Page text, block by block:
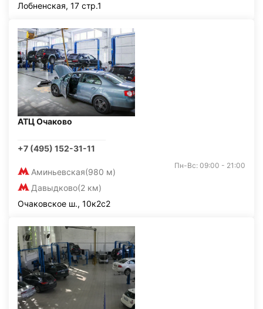
Лобненская, 17 стр.1
АТЦ Очаково
+7 (495) 152-31-11
Аминьевская(980 м)
Давыдково(2 км)
Пн-Вс: 09:00 - 21:00
Очаковское ш., 10к2с2